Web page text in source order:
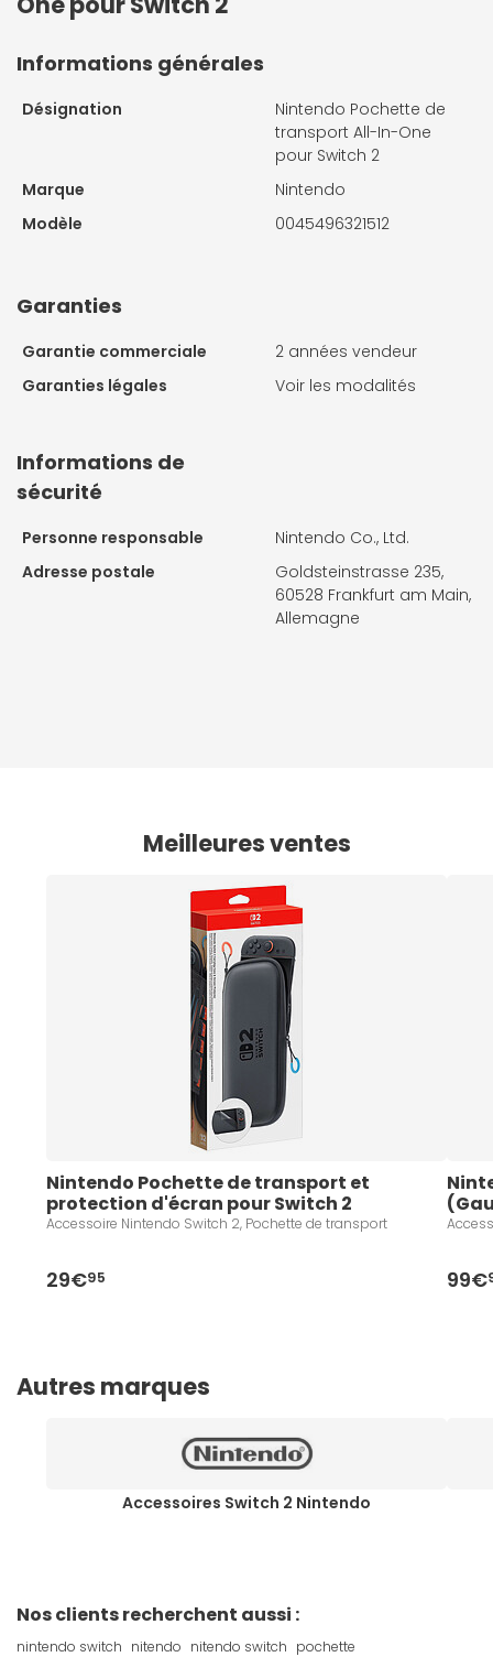
Informations générales
Désignation
Nintendo Pochette de
transport All-In-One
pour Switch 2
Marque
Nintendo
Modèle
0045496321512
Garanties
Garantie commerciale
2 années vendeur
Garanties légales
Voir les modalités
Informations de
sécurité
Personne responsable
Nintendo Co., Ltd.
Adresse postale
Goldsteinstrasse 235,
60528 Frankfurt am Main,
Allemagne
Meilleures ventes
Nintendo Pochette de transport et
protection d'écran pour Switch 2
Accessoire Nintendo Switch 2, Pochette de transport
29€95 99€
Autres marques
Accessoires Switch 2 Nintendo
Nos clients recherchent aussi :
nintendo switch nitendo nitendo switch pochette